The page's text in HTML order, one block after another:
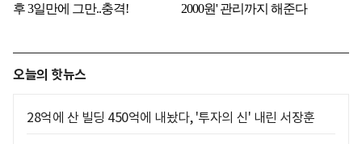
오늘의 핫뉴스
28억에 산 빌딩 450억에 내놨다, '투자의 신' 내린 서장훈